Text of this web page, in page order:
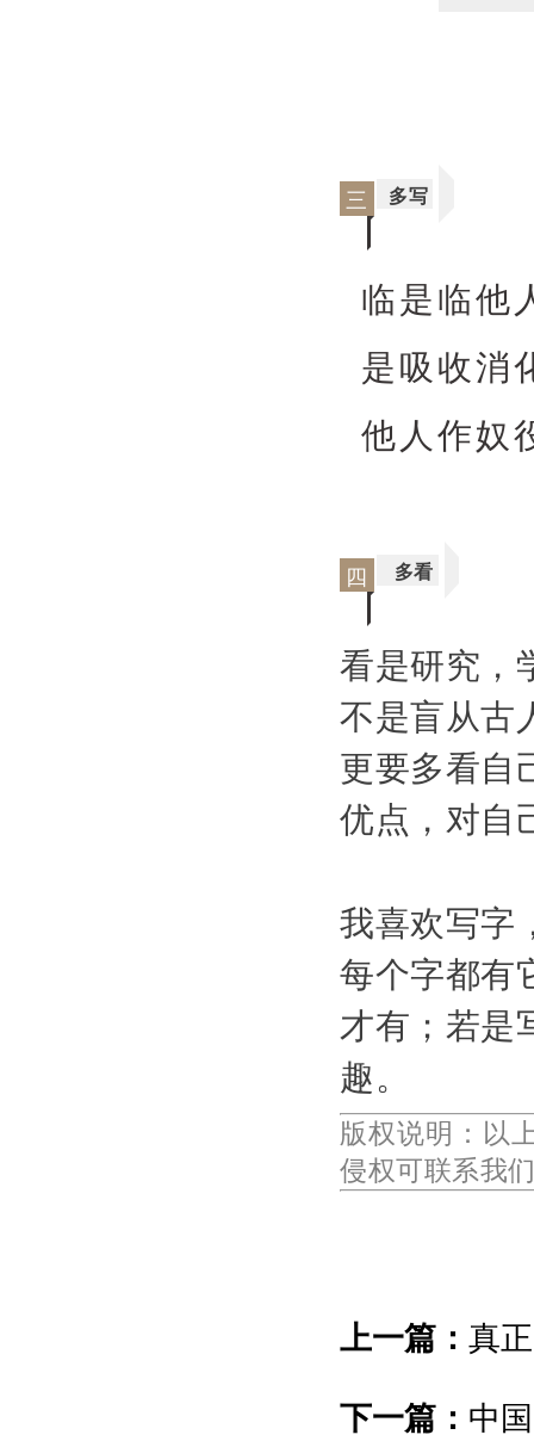
三 多写
临是临他
是吸收消
他人作奴
四 多看
看是研究，
不是盲从古
更要多看自
优点，对自
我喜欢写字
每个字都有
才有；若是
趣。
版权说明：以
侵权可联系我
上一篇： 真
下一篇： 中